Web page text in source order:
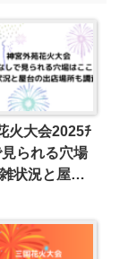
火大会2025ﾁ
られる穴場
状況と屋台